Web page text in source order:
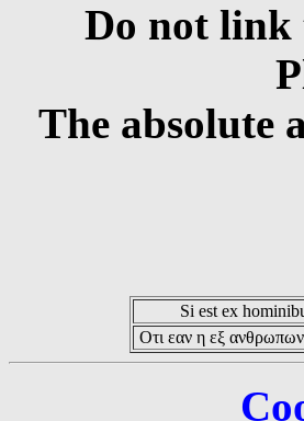
Do not link
The absolute
Si est ex
Οτι εαν η εξ ανθρωπων